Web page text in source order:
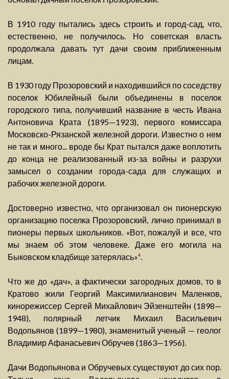
В 1910 году пытались здесь строить и город-сад, что,
естественно, не получилось. Но советская власть
продолжала давать тут дачи своим приближенным
лицам.
В 1930 году Прозоровский и находившийся по соседству
поселок Юбилейный были объединены в поселок
городского типа, получивший название в честь Ивана
Антоновича Крата (1895—1923), первого комиссара
Московско-Рязанской железной дороги. Известно о нем
не так и много... вроде бы Крат пытался даже воплотить
до конца не реализованный из-за войны и разрухи
замысел о создании города-сада для служащих и
рабочих железной дороги.
Достоверно известно, что организовал он пионерскую
организацию поселка Прозоровский, лично принимал в
пионеры первых школьников. «Вот, пожалуй и все, что
мы знаем об этом человеке. Даже его могила на
Быковском кладбище затерялась»4.
Что же до «дач», а фактически загородных домов, то в
Кратово жили Георгий Максимилианович Маленков,
кинорежиссер Сергей Михайлович Эйзенштейн (1898—
1948), полярный летчик Михаил Васильевич
Водопьянов (1899—1980), знаменитый ученый — геолог
Владимир Афанасьевич Обручев (1863—1956).
Дачи Водопьянова и Обручевых существуют до сих пор.